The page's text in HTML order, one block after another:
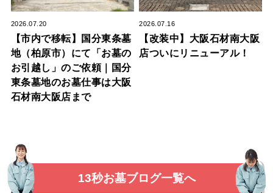
2026.07.20
【市内で移転】国分東条墓
地（柏原市）にて「お墓の
お引越し」のご依頼｜国分
東条墓地のお墓仕事は大阪
石材南大阪店まで
2026.07.16
【改装中】大阪石材南大阪
店ついにリニューアル！
13秒お墓ブログ一覧へ